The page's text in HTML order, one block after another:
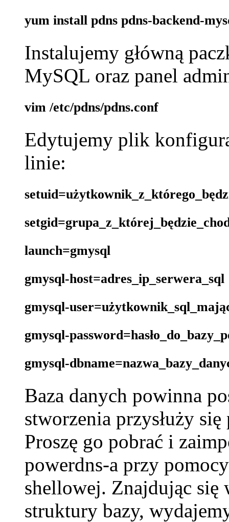
yum install pdns pdns-backend-
Instalujemy główną
MySQL oraz panel
vim /etc/pdns/pdns.conf
Edytujemy plik
linie:
launch=gmysql
gmysql-host=adres_ip_serwera_sql
gmysql-
gmysql-
gmysql-
Baza danych powinna
stworzenia przysłuży
Proszę go pobrać i
powerdns-a przy
shellowej. Znajdując
struktury bazy,